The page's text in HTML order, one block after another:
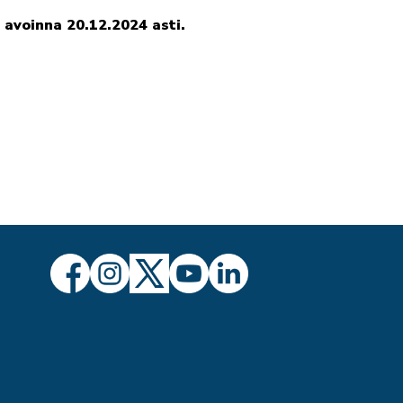
avoinna 20.12.2024 asti.